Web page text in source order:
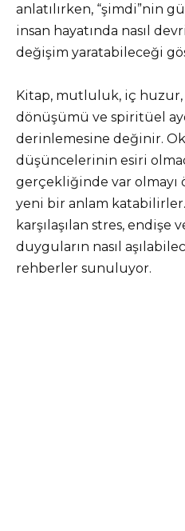
anlatılırken, “şimdi”nin
insan hayatında nasıl
değişim yaratabileceği
Kitap, mutluluk, iç huzur,
dönüşümü ve spiritüel
derinlemesine değinir.
düşüncelerinin esiri
gerçekliğinde var olmayı
yeni bir anlam
karşılaşılan stres,
duyguların nasıl
rehberler sunuluyor.